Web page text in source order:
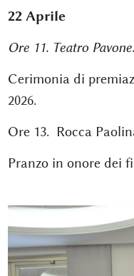
22 Aprile
Ore 11. Teatro
Cerimonia di
2026.
Ore 13. Rocca
Pranzo in onore dei